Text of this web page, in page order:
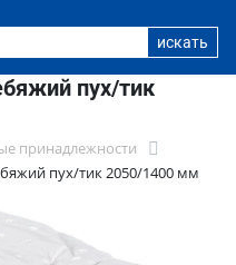
пух/тик
принадлежности
пух/тик 2050/1400 мм